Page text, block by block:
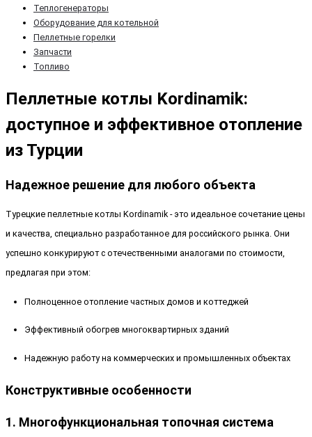
Теплогенераторы
Оборудование для котельной
Пеллетные горелки
Запчасти
Топливо
Пеллетные котлы Kordinamik:
доступное и эффективное отопление
из Турции
Надежное решение для любого объекта
Турецкие пеллетные котлы Kordinamik - это идеальное сочетание цены
и качества, специально разработанное для российского рынка. Они
успешно конкурируют с отечественными аналогами по стоимости,
предлагая при этом:
Полноценное отопление частных домов и коттеджей
Эффективный обогрев многоквартирных зданий
Надежную работу на коммерческих и промышленных объектах
Конструктивные особенности
1. Многофункциональная топочная система